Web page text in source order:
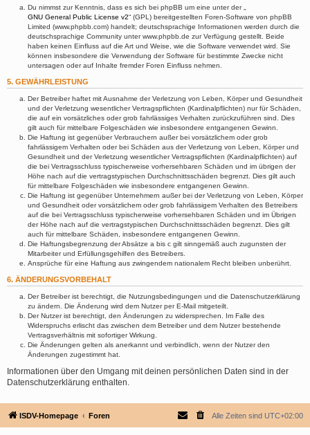
Du nimmst zur Kenntnis, dass es sich bei phpBB um eine unter der „
GNU General Public License v2“ (GPL) bereitgestellten Foren-Software von phpBB
Limited (www.phpbb.com) handelt; deutschsprachige Informationen werden durch die
deutschsprachige Community unter www.phpbb.de zur Verfügung gestellt. Beide
haben keinen Einfluss auf die Art und Weise, wie die Software verwendet wird. Sie
können insbesondere die Verwendung der Software für bestimmte Zwecke nicht
untersagen oder auf Inhalte fremder Foren Einfluss nehmen.
5. GEWÄHRLEISTUNG
Der Betreiber haftet mit Ausnahme der Verletzung von Leben, Körper und Gesundheit
und der Verletzung wesentlicher Vertragspflichten (Kardinalpflichten) nur für Schäden,
die auf ein vorsätzliches oder grob fahrlässiges Verhalten zurückzuführen sind. Dies
gilt auch für mittelbare Folgeschäden wie insbesondere entgangenen Gewinn.
Die Haftung ist gegenüber Verbrauchern außer bei vorsätzlichem oder grob
fahrlässigem Verhalten oder bei Schäden aus der Verletzung von Leben, Körper und
Gesundheit und der Verletzung wesentlicher Vertragspflichten (Kardinalpflichten) auf
die bei Vertragsschluss typischerweise vorhersehbaren Schäden und im übrigen der
Höhe nach auf die vertragstypischen Durchschnittsschäden begrenzt. Dies gilt auch
für mittelbare Folgeschäden wie insbesondere entgangenen Gewinn.
Die Haftung ist gegenüber Unternehmern außer bei der Verletzung von Leben, Körper
und Gesundheit oder vorsätzlichem oder grob fahrlässigem Verhalten des Betreibers
auf die bei Vertragsschluss typischerweise vorhersehbaren Schäden und im Übrigen
der Höhe nach auf die vertragstypischen Durchschnittsschäden begrenzt. Dies gilt
auch für mittelbare Schäden, insbesondere entgangenen Gewinn.
Die Haftungsbegrenzung der Absätze a bis c gilt sinngemäß auch zugunsten der
Mitarbeiter und Erfüllungsgehilfen des Betreibers.
Ansprüche für eine Haftung aus zwingendem nationalem Recht bleiben unberührt.
6. ÄNDERUNGSVORBEHALT
Der Betreiber ist berechtigt, die Nutzungsbedingungen und die Datenschutzerklärung
zu ändern. Die Änderung wird dem Nutzer per E-Mail mitgeteilt.
Der Nutzer ist berechtigt, den Änderungen zu widersprechen. Im Falle des
Widerspruchs erlischt das zwischen dem Betreiber und dem Nutzer bestehende
Vertragsverhältnis mit sofortiger Wirkung.
Die Änderungen gelten als anerkannt und verbindlich, wenn der Nutzer den
Änderungen zugestimmt hat.
Informationen über den Umgang mit deinen persönlichen Daten sind in der
Datenschutzerklärung enthalten.
ISDV-Homepage Foren Alle Zeiten sind UTC+02:00